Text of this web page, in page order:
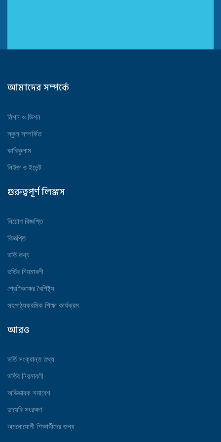
আমাদের সম্পর্কে
মিশন ও ভিশন
স্কুল সম্পর্কিত
কারিকুলাম
নিউজ ও ইভেন্ট
গুরুত্বপূর্ণ লিঙ্কস
নিয়োগ বিজ্ঞপ্তি
বিজ্ঞপ্তি
ভর্তি তথ্য
ভর্তির নিয়মাবলী
শ্রেণিকক্ষের বৈশিষ্ট্য
সহপাঠ্যক্রমিক শিক্ষা কার্যক্রম
আরও
ভর্তি সংক্রান্ত তথ্য
ভর্তির নিয়মাবলী
অভিভাবক সমাবেশ
ডায়েরি সংরক্ষণ
অমনোযোগী শিক্ষার্থীদের জন্য